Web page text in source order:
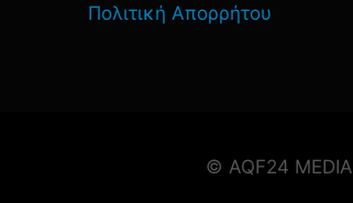
Πολιτική Απορρήτου
© AQF24 MEDIA